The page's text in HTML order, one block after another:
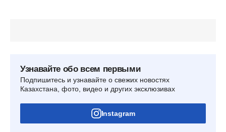
Узнавайте обо всем первыми
Подпишитесь и узнавайте о свежих новостях
Казахстана, фото, видео и других эксклюзивах
Instagram